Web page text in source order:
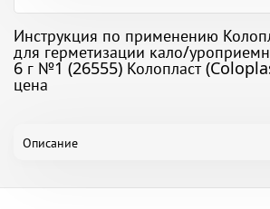
Инструкция по применению
для герметизации кало/
6 г №1 (26555) Колопласт
цена
Описание